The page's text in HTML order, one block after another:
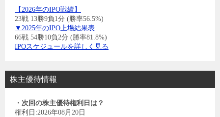
【2026年のIPO戦績】
23戦 13勝9負1分 (勝率56.5%)
▼2025年のIPO上場結果表
66戦 54勝10負2分 (勝率81.8%)
IPOスケジュールを詳しく見る
株主優待情報
・次回の株主優待権利日は？
権利日:2026年08月20日